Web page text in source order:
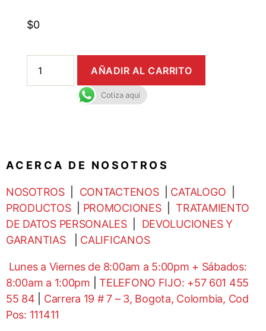
$0
AÑADIR AL CARRITO
Cotiza aqui
A C E R C A D E N O S O T R O S
NOSOTROS| CONTACTENOS| CATALOGO
PRODUCTOS| PROMOCIONES|TRATAMIENTO
DE DATOS PERSONALES| DEVOLUCIONES Y
GARANTIAS
CALIFICANOS
Lunes a Viernes de 8:00am a 5:00pm + Sábados:
8:00am a 1:00pm |TELEFONO FIJO: +57 601 455
55 84
Carrera 19 # 7 – 3, Bogota, Colombia, Cod
Pos: 111411